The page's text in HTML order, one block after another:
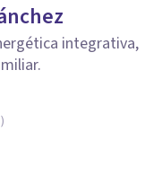
integrativa,
)